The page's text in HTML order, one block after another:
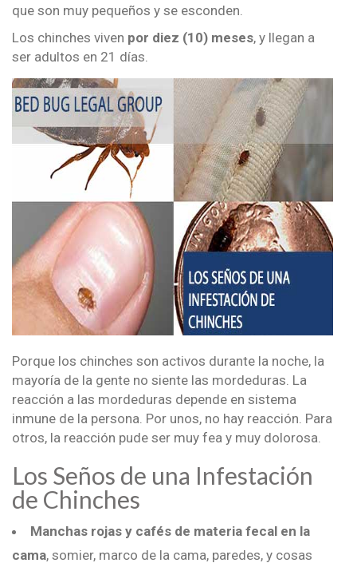
que son muy pequeños y se esconden.
Los chinches viven por diez (10) meses, y llegan a
ser adultos en 21 días.
Porque los chinches son activos durante la noche, la
mayoría de la gente no siente las mordeduras. La
reacción a las mordeduras depende en sistema
inmune de la persona. Por unos, no hay reacción. Para
otros, la reacción pude ser muy fea y muy dolorosa.
Los Seños de una Infestación
de Chinches
Manchas rojas y cafés de materia fecal en la
cama, somier, marco de la cama, paredes, y cosas